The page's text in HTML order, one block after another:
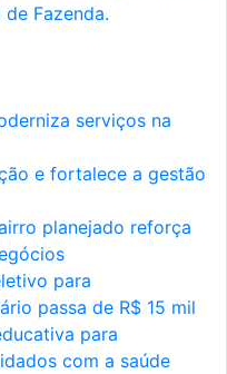
Fazenda.
serviços na
e fortalece a gestão
planejado reforça
para
passa de R$ 15 mil
para
com a saúde